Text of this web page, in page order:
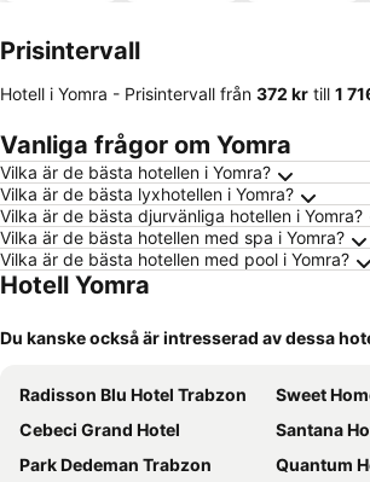
Prisintervall
Hotell i Yomra - Prisintervall från ‎372 kr till ‎1
Vanliga frågor om Yomra
Vilka är de bästa hotellen i Yomra?
Vilka är de bästa lyxhotellen i Yomra?
Vilka är de bästa djurvänliga hotellen i Yomra?
Vilka är de bästa hotellen med spa i Yomra?
Vilka är de bästa hotellen med pool i Yomra?
Hotell Yomra
Du kanske också är intresserad av dessa
Radisson Blu Hotel Trabzon
Sweet
Cebeci Grand Hotel
Santana
Park Dedeman Trabzon
Quantum